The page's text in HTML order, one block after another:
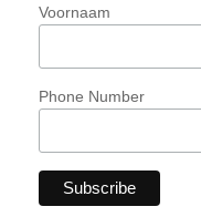
Voornaam
Phone Number